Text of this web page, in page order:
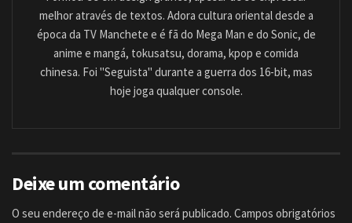
melhor através de textos. Adora cultura oriental desde a
época da TV Manchete e é fã do Mega Man e do Sonic, de
anime e mangá, tokusatsu, dorama, kpop e comida
chinesa. Foi "Seguista" durante a guerra dos 16-bit, mas
hoje joga qualquer console.
Deixe um comentário
O seu endereço de e-mail não será publicado. Campos obrigatórios